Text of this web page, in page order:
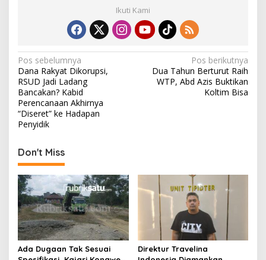
Ikuti Kami
N
a
v
i
g
a
s
i
p
o
s
Pos sebelumnya
Dana Rakyat Dikorupsi,
RSUD Jadi Ladang
Bancakan? Kabid
Perencanaan Akhirnya
“Diseret” ke Hadapan
Penyidik
Pos berikutnya
Dua Tahun Berturut Raih
WTP, Abd Azis Buktikan
Koltim Bisa
Don't Miss
Ada Dugaan Tak Sesuai
Direktur Travelina